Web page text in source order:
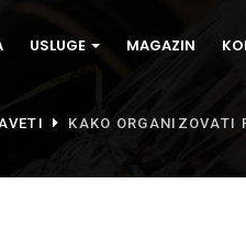
USLUGE MAGAZIN
KAKO ORGANIZOVATI